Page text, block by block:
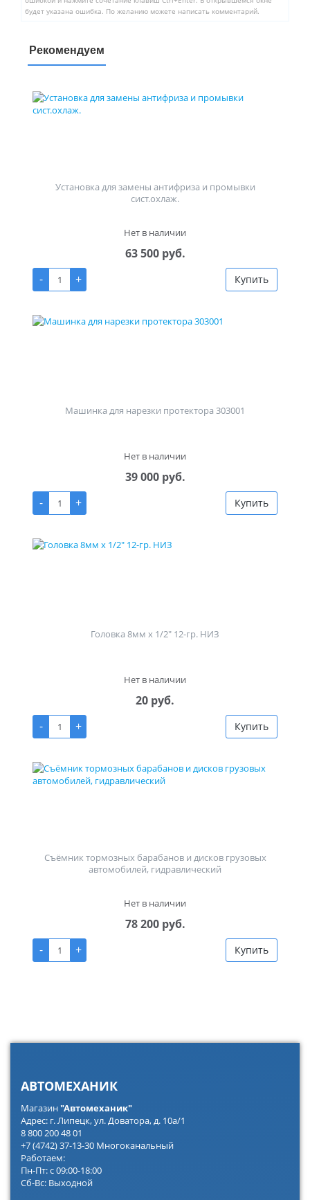
будет указана ошибка. По желанию можете написать комментарий.
Рекомендуем
Установка для замены антифриза и промывки
сист.охлаж.
Нет в наличии
63 500 руб.
-
+ Купить
Машинка для нарезки протектора 303001
Нет в наличии
39 000 руб.
-
+ Купить
Головка 8мм х 1/2" 12-гр. НИЗ
Нет в наличии
20 руб.
-
+ Купить
Съёмник тормозных барабанов и дисков грузовых
автомобилей, гидравлический
Нет в наличии
78 200 руб.
-
+ Купить
АВТОМЕХАНИК
Магазин"Автомеханик"
Адрес: г. Липецк, ул. Доватора, д. 10а/1
8 800 200 48 01
+7 (4742) 37-13-30 Многоканальный
Работаем:
Пн-Пт: с 09:00-18:00
Сб-Вс: Выходной